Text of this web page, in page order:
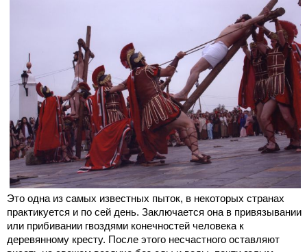
Это одна из самых известных пыток, в некоторых странах
практикуется и по сей день. Заключается она в привязывании
или прибивании гвоздями конечностей человека к
деревянному кресту. После этого несчастного оставляют